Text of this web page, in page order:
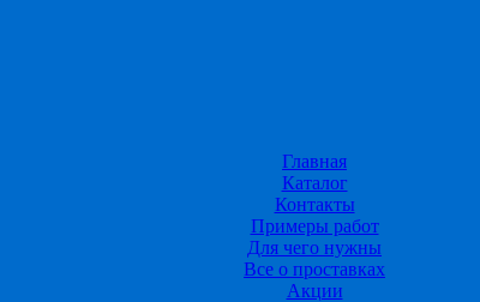
Главная
Каталог
Контакты
Примеры работ
Для чего нужны
Все о проставках
Акции